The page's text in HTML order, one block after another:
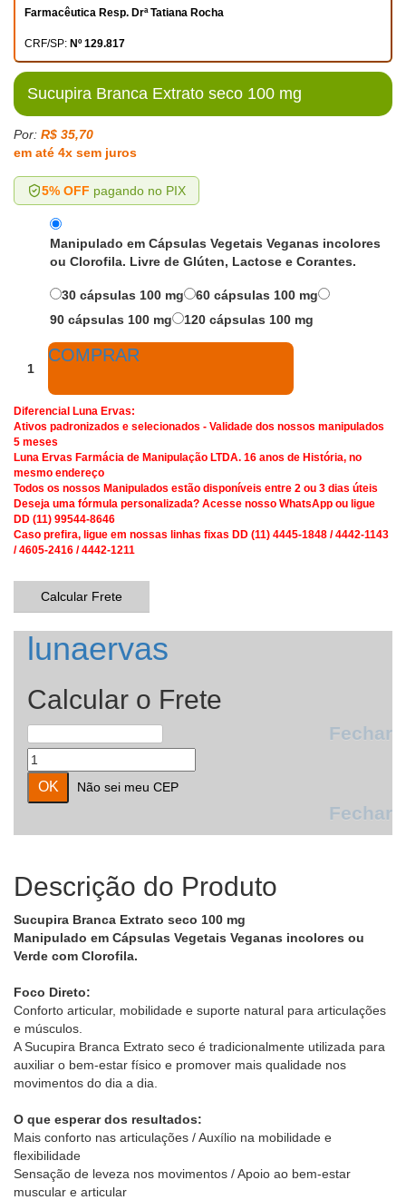
Farmacêutica Resp. Drª Tatiana Rocha
CRF/SP: Nº 129.817
Sucupira Branca Extrato seco 100 mg
Por: R$ 35,70
em até 4x sem juros
5% OFF pagando no PIX
Manipulado em Cápsulas Vegetais Veganas incolores
ou Clorofila. Livre de Glúten, Lactose e Corantes.
30 cápsulas 100 mg
60 cápsulas 100 mg
90 cápsulas 100 mg
120 cápsulas 100 mg
COMPRAR
Diferencial Luna Ervas:
Ativos padronizados e selecionados - Validade dos nossos manipulados
5 meses
Luna Ervas Farmácia de Manipulação LTDA. 16 anos de História, no
mesmo endereço
Todos os nossos Manipulados estão disponíveis entre 2 ou 3 dias úteis
Deseja uma fórmula personalizada? Acesse nosso WhatsApp ou ligue
DD (11) 99544-8646
Caso prefira, ligue em nossas linhas fixas DD (11) 4445-1848 / 4442-1143
/ 4605-2416 / 4442-1211
Calcular Frete
lunaervas
Calcular o Frete
Fechar
Não sei meu CEP
Fechar
Descrição do Produto
Sucupira Branca Extrato seco 100 mg
Manipulado em Cápsulas Vegetais Veganas incolores ou
Verde com Clorofila.
Foco Direto:
Conforto articular, mobilidade e suporte natural para articulações
e músculos.
A Sucupira Branca Extrato seco é tradicionalmente utilizada para
auxiliar o bem-estar físico e promover mais qualidade nos
movimentos do dia a dia.
O que esperar dos resultados:
Mais conforto nas articulações / Auxílio na mobilidade e
flexibilidade
Sensação de leveza nos movimentos / Apoio ao bem-estar
muscular e articular